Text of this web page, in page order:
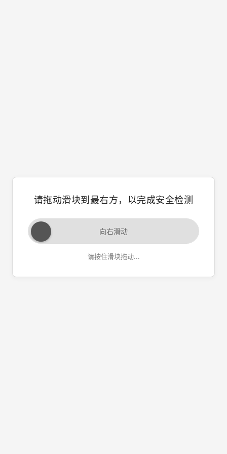
请拖动滑块到最右方，以完成安全检测
向右滑动
请按住滑块拖动...